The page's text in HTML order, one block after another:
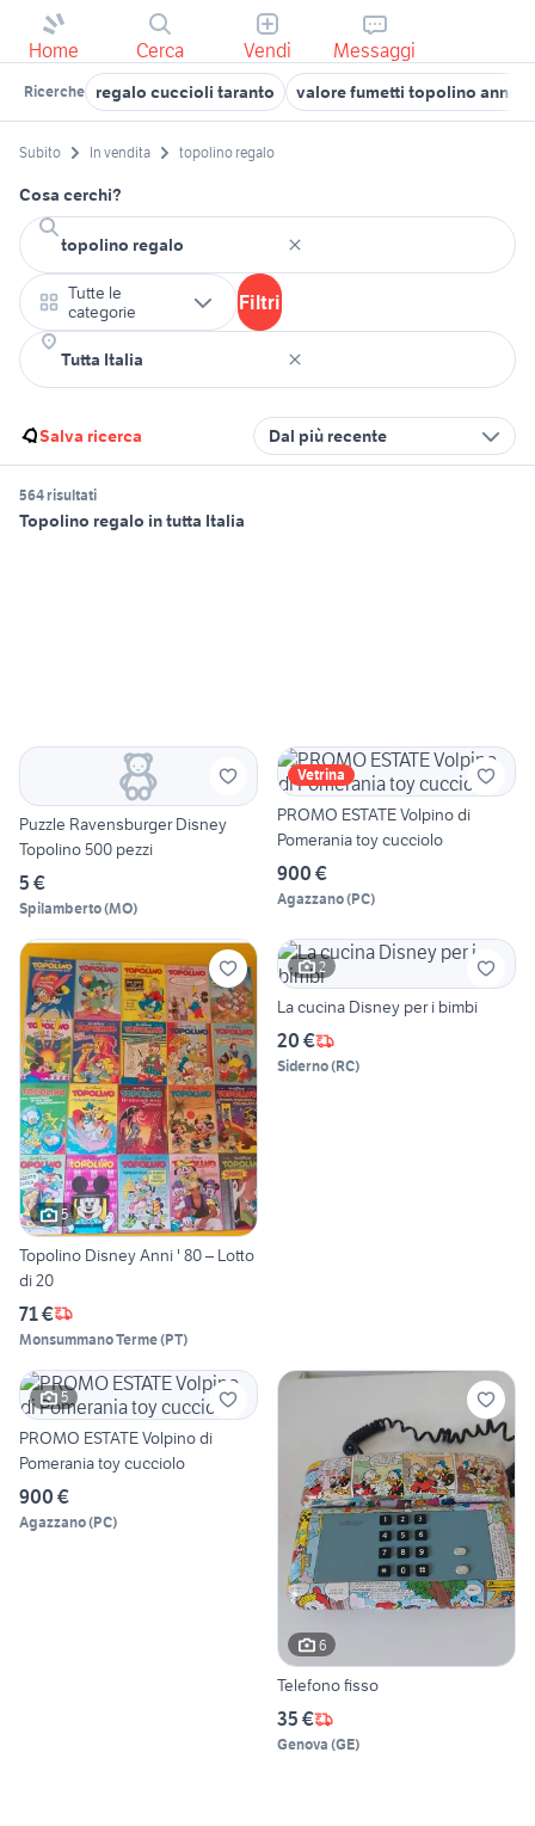
Home Cerca Vendi Messaggi
Ricerche regalo cuccioli taranto valore fumetti topolino anni 70
Subito In vendita topolino regalo
Cosa cerchi?
Tutte le
categorie
Filtri
Salva ricerca Dal più recente
564 risultati
Topolino regalo in tutta Italia
Puzzle Ravensburger Disney
Topolino 500 pezzi
5 €
Spilamberto(MO)
Vetrina
PROMO ESTATE Volpino di
Pomerania toy cucciolo
900 €
Agazzano(PC)
5
Topolino Disney Anni ' 80 – Lotto
di 20
71 €
Monsummano Terme(PT)
2
La cucina Disney per i bimbi
20 €
Siderno(RC)
5
PROMO ESTATE Volpino di
Pomerania toy cucciolo
900 €
Agazzano(PC)
6
Telefono fisso
35 €
Genova (GE)